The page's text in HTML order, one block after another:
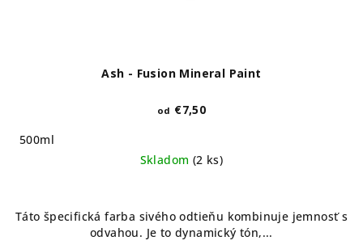
Ash - Fusion Mineral Paint
od €7,50
500ml
Skladom (2 ks)
Táto špecifická farba sivého odtieňu kombinuje jemnosť s
odvahou. Je to dynamický tón,...